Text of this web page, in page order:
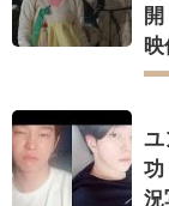
ユ
功
況